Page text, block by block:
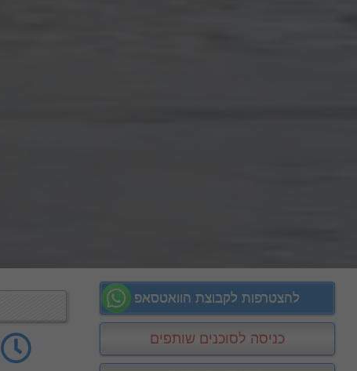
להצטרפות לקבוצת הוואטסאפ
כניסה לסוכנים שותפים